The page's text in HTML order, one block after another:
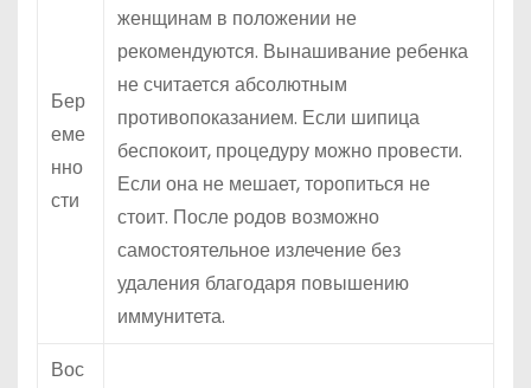
Бер
еме
нно
сти
женщинам в положении не
рекомендуются. Вынашивание ребенка
не считается абсолютным
противопоказанием. Если шипица
беспокоит, процедуру можно провести.
Если она не мешает, торопиться не
стоит. После родов возможно
самостоятельное излечение без
удаления благодаря повышению
иммунитета.
Вос